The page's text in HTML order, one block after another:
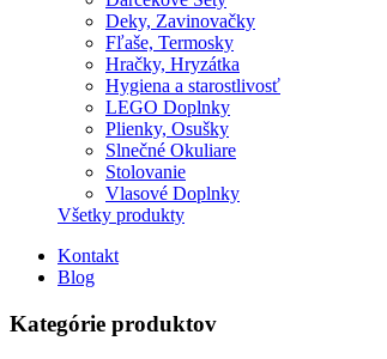
Deky, Zavinovačky
Fľaše, Termosky
Hračky, Hryzátka
Hygiena a starostlivosť
LEGO Doplnky
Plienky, Osušky
Slnečné Okuliare
Stolovanie
Vlasové Doplnky
Všetky produkty
Kontakt
Blog
Kategórie produktov